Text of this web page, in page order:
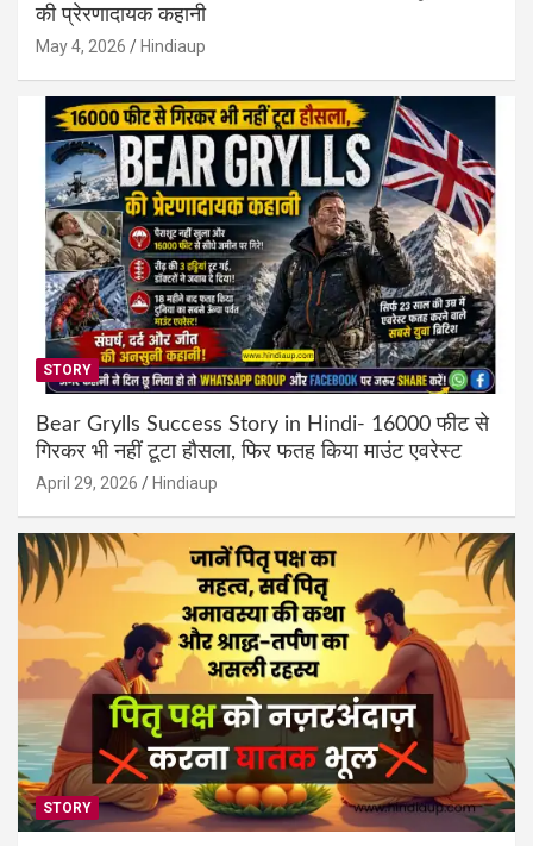
की प्रेरणादायक कहानी
May 4, 2026 Hindiaup
STORY
Bear Grylls Success Story in Hindi- 16000 फीट से
गिरकर भी नहीं टूटा हौसला, फिर फतह किया माउंट एवरेस्ट
April 29, 2026 Hindiaup
STORY